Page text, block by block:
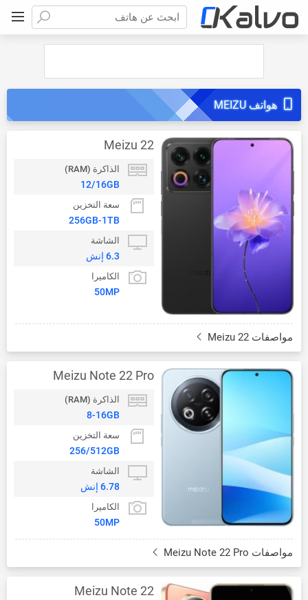
ابحث عن هاتف
هواتف MEIZU
Meizu 22
الذاكرة (RAM)
12/16GB
سعة التخزين
256GB-1TB
الشاشة
6.3 إنش
الكاميرا
50MP
مواصفات Meizu 22
Meizu Note 22 Pro
الذاكرة (RAM)
8-16GB
سعة التخزين
256/512GB
الشاشة
6.78 إنش
الكاميرا
50MP
مواصفات Meizu Note 22 Pro
Meizu Note 22